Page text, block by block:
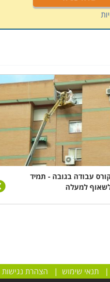
בין נושאי הלימוד: הרכבת
חוקים ותקנות בענף. חלק
עוזר.
ולתעשיה, או לעבוד באופן
עבודה בגובה - תמיד
למעלה
| תנאי שימוש | הצהרת נגישות